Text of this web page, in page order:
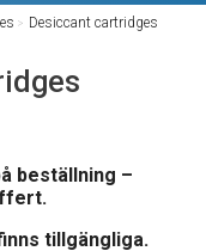
/ Desiccant cartridges
beställning –
tillgängliga.